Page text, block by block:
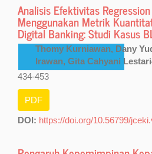
Analisis Efektivitas
Menggunakan Metrik
Digital Banking: Studi Kasus
Thomy Kurniawan, Dany
Irawan, Gita Cahyani
434-453
PDF
DOI: https://doi.org/10.56799/